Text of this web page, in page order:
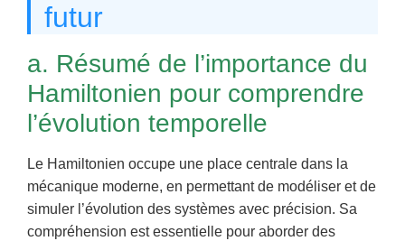
futur
a. Résumé de l’importance du
Hamiltonien pour comprendre
l’évolution temporelle
Le Hamiltonien occupe une place centrale dans la
mécanique moderne, en permettant de modéliser et de
simuler l’évolution des systèmes avec précision. Sa
compréhension est essentielle pour aborder des